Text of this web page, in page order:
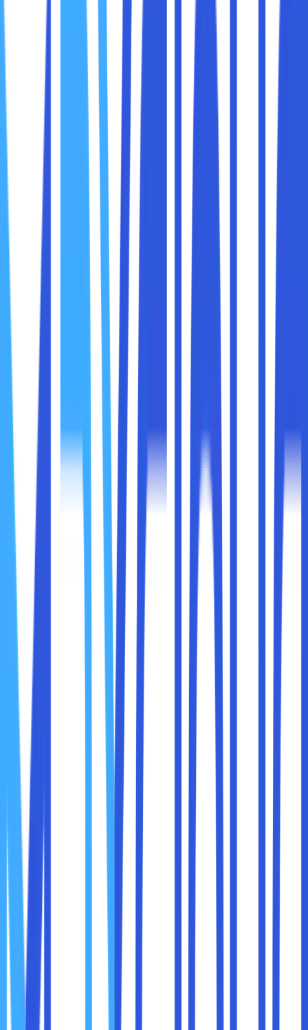
mudah. Buat sobat maxcloud yang sering browsing di
halaman internet, ada kalanya tidak bisa membuka
beberapa situs tertentu. Biasanya, hal tersebut ditandai
dengan munculnya tulisan 'this site can't be reached' atau
'situs ini tidak bisa dijangkau' di layar perangkat
Sobat maxcloud mungkin mencoba refresh halaman dan
mematikan serta menyalakan koneksi WiFi supaya berhasil
mengakses situs tersebut. Bahkan, bisa juga bisa
mencoba untuk mengganti koneksi internet ke paket data
lainnya dan mencoba membuka situs menggunakan
perangkat lain.
Sebenarnya, tidak ada masalah pada koneksi WiFi dan
perangkat sobat maxcloud. Yang terjadi sesungguhnya
diblokir.
Maka dari itu, sobat maxcloud tidak akan dapat mengakses
website tersebut. Namun, jangan khawatir, tetap ada
beberapa cara membuka website yang diblokir. Simak
ulasan selengkapnya di sini.
Sebagai berikut adalah beberapa cara membuka website
yang diblokir :
1. Menggunakan VPN
menggunakkan aplikasi Virtual Private Network (VPN).
Selain itu, VPN juga membuat sobat maxcloud bisa
aktivitasnya terlihat.
Dengan kata lain, sobat maxcloud bisa mendapatkan akses
ke alamat IP dari server negara lain yang disajikan provider
VPN. Jadi di saat membuka suatu situs, alamat IP dari
negara lain itulah yang terdeteksi.
Orang lain tidak bisa melihat lokasi sobat maxcloud yang
sesungguhnya. Bahkan, mereka juga tidak dapat melihat